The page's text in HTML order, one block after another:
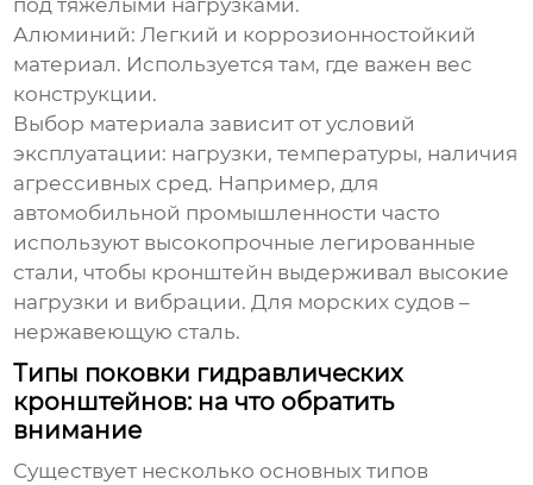
под тяжелыми нагрузками.
Алюминий: Легкий и коррозионностойкий
материал. Используется там, где важен вес
конструкции.
Выбор материала зависит от условий
эксплуатации: нагрузки, температуры, наличия
агрессивных сред. Например, для
автомобильной промышленности часто
используют высокопрочные легированные
стали, чтобы кронштейн выдерживал высокие
нагрузки и вибрации. Для морских судов –
нержавеющую сталь.
Типы поковки гидравлических
кронштейнов: на что обратить
внимание
Существует несколько основных типов